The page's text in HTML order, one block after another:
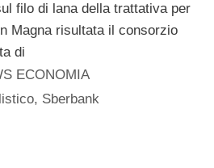
filo di lana della trattativa per
Magna risultata il consorzio
di
ECONOMIA
, Sberbank